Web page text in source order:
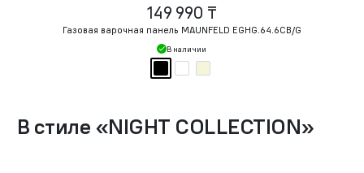
149 990 ₸
Газовая варочная панель MAUNFELD EGHG.64.6CB/G
В наличии
В стиле «NIGHT COLLECTION»